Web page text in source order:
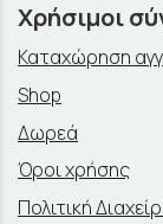
Χρήσιμοι
Καταχώρηση
Shop
Δωρεά
Όροι χρήσης
Πολιτική